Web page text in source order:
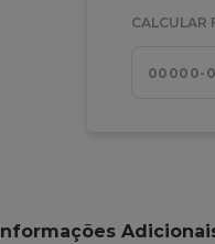
CALCULAR
Informações